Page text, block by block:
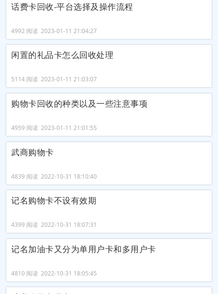
话费卡回收-平台选择及操作流程
4992 阅读 2023-01-11 21:04:27
闲置的礼品卡怎么回收处理
5114 阅读 2023-01-11 21:03:07
购物卡回收的种类以及一些注意事项
4959 阅读 2023-01-11 21:01:55
武商购物卡
4839 阅读 2022-10-31 18:10:40
记名购物卡不设有效期
4399 阅读 2022-10-31 18:07:31
记名加油卡又分为单用户卡和多用户卡
4810 阅读 2022-10-31 18:05:45